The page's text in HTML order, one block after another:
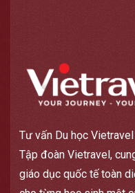
Tư vấn Du học
Tập đoàn Vietravel,
giáo dục quốc tế toàn